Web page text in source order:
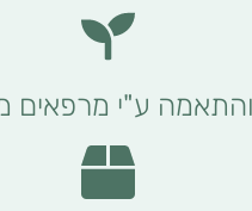
והתאמה ע"י מרפאים